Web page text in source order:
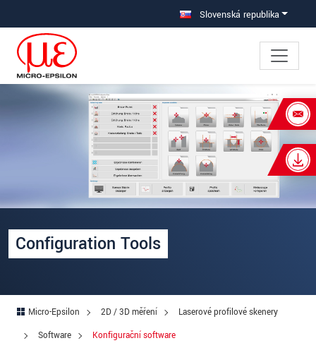
Prejdite priamo na hlavnú navigáciu Slovenská republika
Configuration Tools
Micro-Epsilon 2D / 3D měření
Laserové profilové skenery
Software
Konfigurační software
×
Ihre Anfrage zu: Konfigurační software
Krstné meno*
Priezvisko*
Ulica
PSČ